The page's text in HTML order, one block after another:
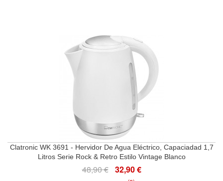
Clatronic WK 3691 - Hervidor De Agua Eléctrico, Capaciadad 1,7
Litros Serie Rock & Retro Estilo Vintage Blanco
48,90 € 32,90 €